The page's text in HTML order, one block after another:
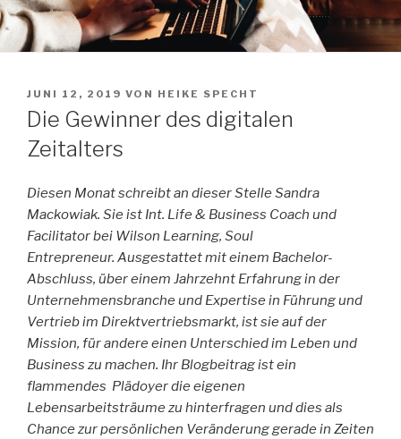
VERÖFFENTLICHT
AM
JUNI 12, 2019 VON HEIKE SPECHT
Die Gewinner des digitalen
Zeitalters
Diesen Monat schreibt an dieser Stelle Sandra
Mackowiak. Sie ist Int. Life & Business Coach und
Facilitator bei Wilson Learning, Soul
Entrepreneur. Ausgestattet mit einem Bachelor-
Abschluss, über einem Jahrzehnt Erfahrung in der
Unternehmensbranche und Expertise in Führung und
Vertrieb im Direktvertriebsmarkt, ist sie auf der
Mission, für andere einen Unterschied im Leben und
Business zu machen. Ihr Blogbeitrag ist ein
flammendes Plädoyer die eigenen
Lebensarbeitsträume zu hinterfragen und dies als
Chance zur persönlichen Veränderung gerade in Zeiten